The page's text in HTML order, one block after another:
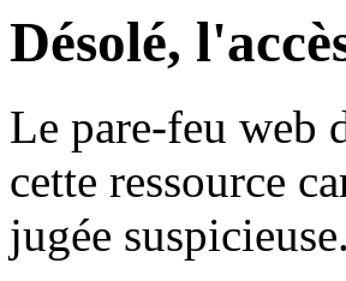
Désolé,
Le pare-feu web
cette ressource
jugée suspicieuse.